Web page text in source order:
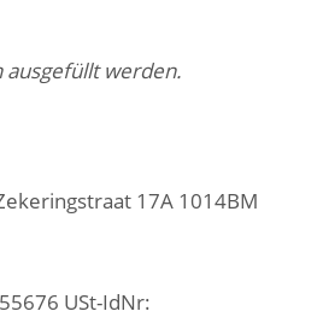
ausgefüllt werden.
17A 1014BM
USt-IdNr: